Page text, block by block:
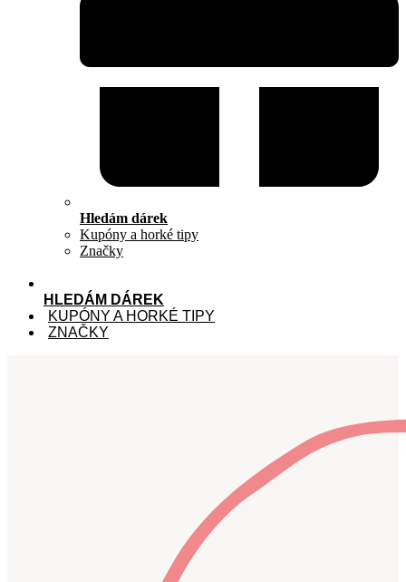
Hledám dárek
Kupóny a horké tipy
Značky
HLEDÁM DÁREK
KUPÓNY A HORKÉ TIPY
ZNAČKY